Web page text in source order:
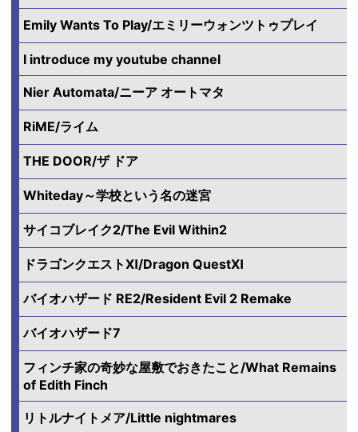
Emily Wants To Play/エミリーウォンツトゥプレイ
I introduce my youtube channel
Nier Automata/ニーア オートマタ
RiME/ライム
THE DOOR/ザ ドア
Whiteday～学校という名の迷宮
サイコブレイク2/The Evil Within2
ドラゴンクエストⅪ/Dragon QuestⅪ
バイオハザード RE2/Resident Evil 2 Remake
バイオハザード7
フィンチ家の奇妙な屋敷でおきたこと/What Remains
of Edith Finch
リトルナイトメア/Little nightmares